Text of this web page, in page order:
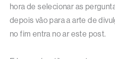
hora de selecionar as
depois vão para a arte de
no fim entra no ar este post.